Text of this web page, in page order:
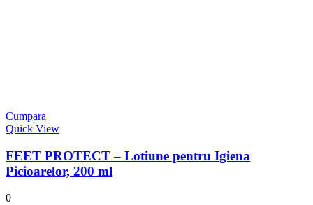
Cumpara
Quick View
FEET PROTECT – Lotiune pentru Igiena
Picioarelor, 200 ml
0